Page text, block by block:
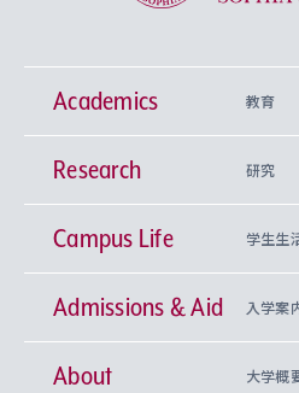
Academics 教育
学部
神学部
文学部
総合人間科学部
興味から学科を探す
上智大学の全学共通教育
基盤教育センター
上智大学の語学教育
Research 研究
研究所 等
キリスト教文化研究所
中世思想研究所
Sophia Open Research
産官学連携
Campus Life 学生生
学期区分と授業時間割
課外活動
Admissions & Aid 入学案
上智大学で取得できる学
About 大学概